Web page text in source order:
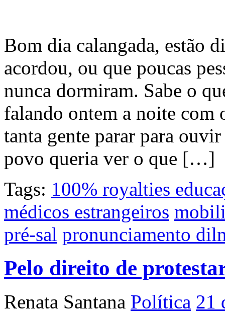
Bom dia calangada, estão
acordou, ou que poucas
nunca dormiram. Sabe o
falando ontem a noite com
tanta gente parar para
povo queria ver o que […]
Tags: 100% royalties
médicos estrangeiros
pré-sal pronunciamento
Pelo direito de
Renata Santana Política 21